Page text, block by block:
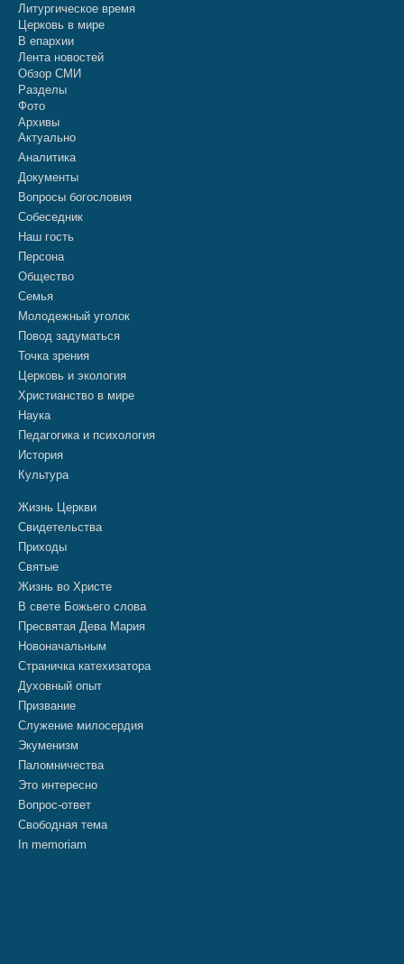
Литургическое время
Церковь в мире
В епархии
Лента новостей
Обзор СМИ
Разделы
Фото
Архивы
Актуально
Аналитика
Документы
Вопросы богословия
Собеседник
Наш гость
Персона
Общество
Семья
Молодежный уголок
Повод задуматься
Точка зрения
Церковь и экология
Христианство в мире
Наука
Педагогика и психология
История
Культура
Жизнь Церкви
Свидетельства
Приходы
Святые
Жизнь во Христе
В свете Божьего слова
Пресвятая Дева Мария
Новоначальным
Страничка катехизатора
Духовный опыт
Призвание
Служение милосердия
Экуменизм
Паломничества
Это интересно
Вопрос-ответ
Свободная тема
In memoriam